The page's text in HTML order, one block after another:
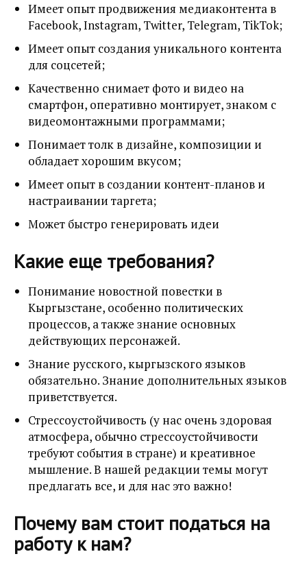
Имеет опыт продвижения медиаконтента в
Facebook, Instagram, Twitter, Telegram, TikTok;
Имеет опыт создания уникального контента
для соцсетей;
Качественно снимает фото и видео на
смартфон, оперативно монтирует, знаком с
видеомонтажными программами;
Понимает толк в дизайне, композиции и
обладает хорошим вкусом;
Имеет опыт в создании контент-планов и
настраивании таргета;
Может быстро генерировать идеи
Какие еще требования?
Понимание новостной повестки в
Кыргызстане, особенно политических
процессов, а также знание основных
действующих персонажей.
Знание русского, кыргызского языков
обязательно. Знание дополнительных языков
приветствуется.
Стрессоустойчивость (у нас очень здоровая
атмосфера, обычно стрессоустойчивости
требуют события в стране) и креативное
мышление. В нашей редакции темы могут
предлагать все, и для нас это важно!
Почему вам стоит податься на
работу к нам?